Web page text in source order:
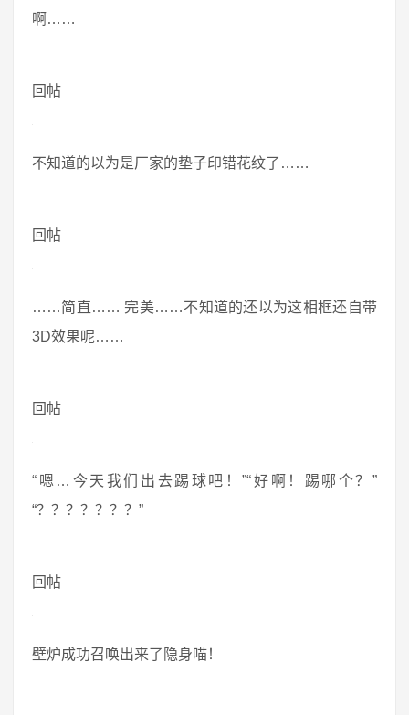
啊……
回帖
不知道的以为是厂家的垫子印错花纹了……
回帖
……简直…… 完美……不知道的还以为这相框还自带
3D效果呢……
回帖
“嗯…今天我们出去踢球吧！”“好啊！踢哪个？”
“？？？？？？？”
回帖
壁炉成功召唤出来了隐身喵！